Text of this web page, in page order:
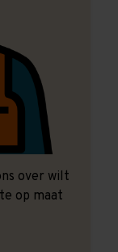
over wilt
op maat